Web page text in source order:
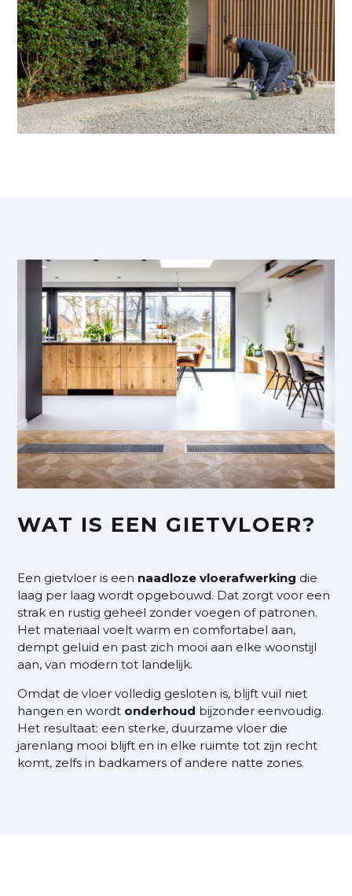
WAT IS EEN GIETVLOER?
Een gietvloer is een naadloze vloerafwerking die
laag per laag wordt opgebouwd. Dat zorgt voor een
strak en rustig geheel zonder voegen of patronen.
Het materiaal voelt warm en comfortabel aan,
dempt geluid en past zich mooi aan elke woonstijl
aan, van modern tot landelijk.
Omdat de vloer volledig gesloten is, blijft vuil niet
hangen en wordt onderhoud bijzonder eenvoudig.
Het resultaat: een sterke, duurzame vloer die
jarenlang mooi blijft en in elke ruimte tot zijn recht
komt, zelfs in badkamers of andere natte zones.